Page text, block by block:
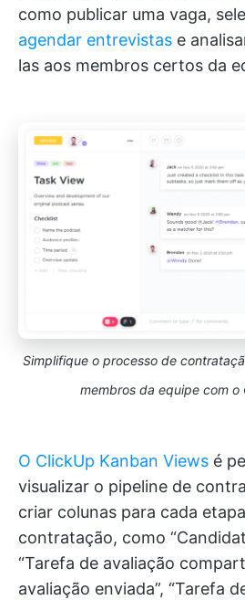
como publicar uma vaga,
agendar entrevistas e
las aos membros certos da
Simplifique o processo de
membros da equipe com o
O ClickUp Kanban Views é
visualizar o pipeline de
criar colunas para cada
contratação, como
“Tarefa de avaliação
avaliação enviada”, “Tarefa